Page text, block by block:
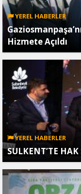
YEREL HABERLER
Hizmete Açıldı
YEREL HABERLER
SULKENT’TE